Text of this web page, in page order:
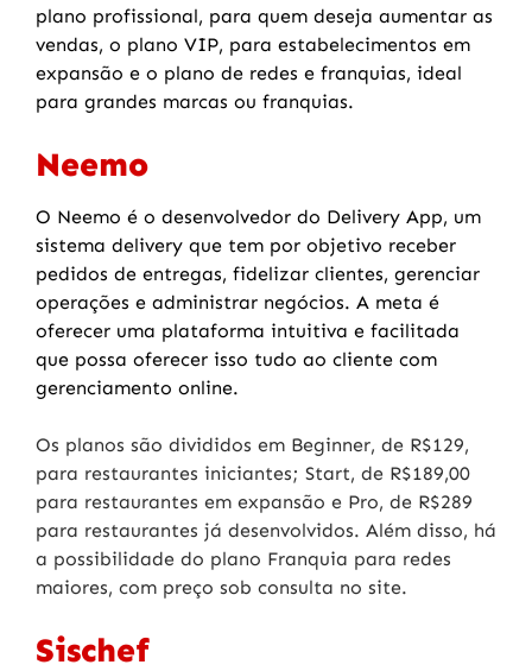
plano profissional, para quem deseja aumentar as
vendas, o plano VIP, para estabelecimentos em
expansão e o plano de redes e franquias, ideal
para grandes marcas ou franquias.
Neemo
O Neemo é o desenvolvedor do Delivery App, um
sistema delivery que tem por objetivo receber
pedidos de entregas, fidelizar clientes, gerenciar
operações e administrar negócios. A meta é
oferecer uma plataforma intuitiva e facilitada
que possa oferecer isso tudo ao cliente com
gerenciamento online.
Os planos são divididos em Beginner, de R$129,
para restaurantes iniciantes; Start, de R$189,00
para restaurantes em expansão e Pro, de R$289
para restaurantes já desenvolvidos. Além disso, há
a possibilidade do plano Franquia para redes
maiores, com preço sob consulta no site.
Sischef